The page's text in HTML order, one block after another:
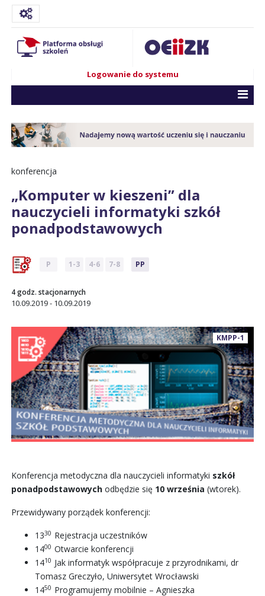
Logowanie do systemu
konferencja
„Komputer w kieszeni” dla
nauczycieli informatyki szkół
ponadpodstawowych
P 1-3 4-6 7-8 PP
4 godz. stacjonarnych
10.09.2019 - 10.09.2019
KMPP-1
Konferencja metodyczna dla nauczycieli informatyki szkół
ponadpodstawowychodbędzie się 10 września (wtorek).
Przewidywany porządek konferencji:
1330 Rejestracja uczestników
1400 Otwarcie konferencji
1410 Jak informatyk współpracuje z przyrodnikami, dr
Tomasz Greczyło, Uniwersytet Wrocławski
1450 Programujemy mobilnie – Agnieszka